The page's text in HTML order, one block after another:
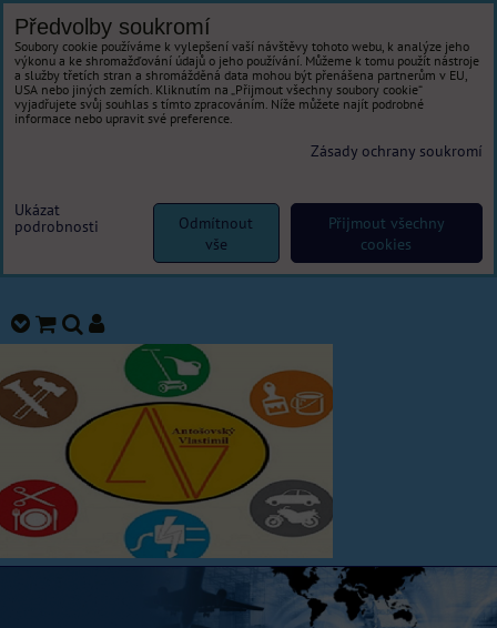
Předvolby soukromí
Soubory cookie používáme k vylepšení vaší návštěvy tohoto webu, k analýze jeho
výkonu a ke shromažďování údajů o jeho používání. Můžeme k tomu použít nástroje
a služby třetích stran a shromážděná data mohou být přenášena partnerům v EU,
USA nebo jiných zemích. Kliknutím na „Přijmout všechny soubory cookie“
vyjadřujete svůj souhlas s tímto zpracováním. Níže můžete najít podrobné
informace nebo upravit své preference.
Zásady ochrany soukromí
Ukázat
podrobnosti
Přijmout všechny
cookies
Odmítnout
vše